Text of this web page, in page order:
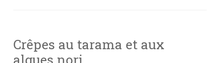
Crêpes au tarama et aux
algues nori